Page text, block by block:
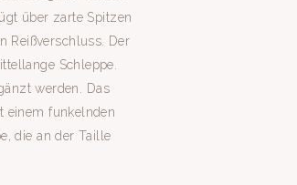
über zarte Spitzen
Reißverschluss. Der
Schleppe.
werden. Das
einem funkelnden
die an der Taille